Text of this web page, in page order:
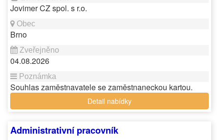
Jovimer CZ spol. s r.o.
Brno
04.08.2026
Souhlas zaměstnavatele se zaměstnaneckou kartou.
Detail nabídky
Administrativní pracovník